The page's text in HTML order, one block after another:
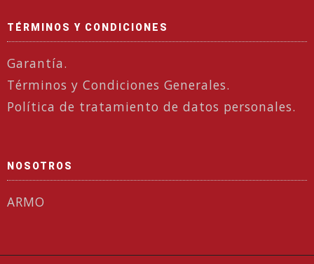
TÉRMINOS Y CONDICIONES
Garantía.
Términos y Condiciones Generales.
Política de tratamiento de datos personales.
NOSOTROS
ARMO